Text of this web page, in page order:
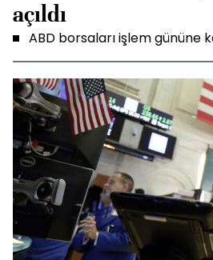
açıldı
ABD borsaları işlem gününe